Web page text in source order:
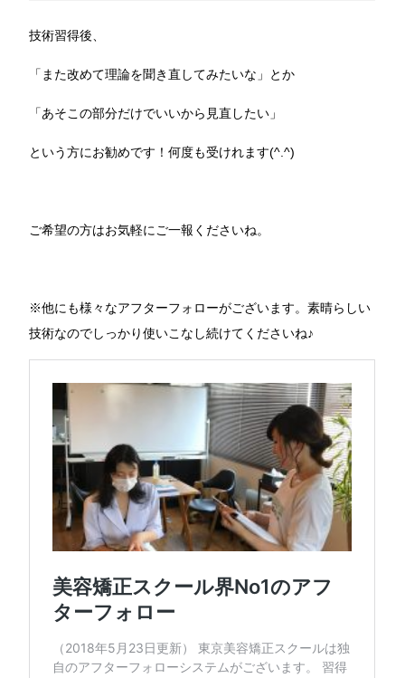
技術習得後、
「また改めて理論を聞き直してみたいな」とか
「あそこの部分だけでいいから見直したい」
という方にお勧めです！何度も受けれます(^.^)
ご希望の方はお気軽にご一報くださいね。
※他にも様々なアフターフォローがございます。素晴らしい
技術なのでしっかり使いこなし続けてくださいね♪